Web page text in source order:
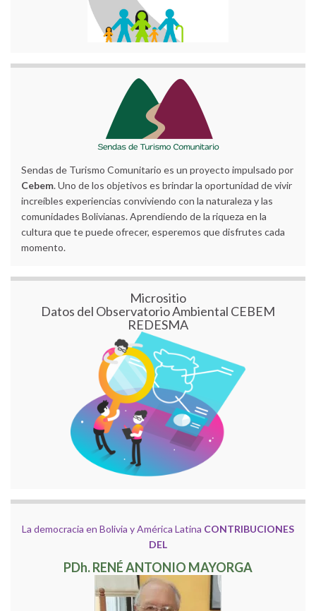
Sendas de Turismo Comunitario es un proyecto impulsado por
Cebem. Uno de los objetivos es brindar la oportunidad de vivir
increíbles experiencias conviviendo con la naturaleza y las
comunidades Bolivianas. Aprendiendo de la riqueza en la
cultura que te puede ofrecer, esperemos que disfrutes cada
momento.
Micrositio
Datos del Observatorio Ambiental CEBEM
REDESMA
La democracia en Bolivia y América Latina CONTRIBUCIONES
DEL
PDh. RENÉ ANTONIO MAYORGA